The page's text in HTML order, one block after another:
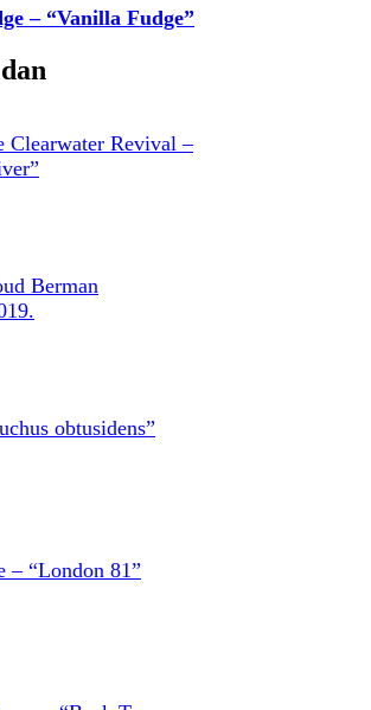
– “Vanilla Fudge”
Clearwater Revival –
Berman
obtusidens”
– “London 81”